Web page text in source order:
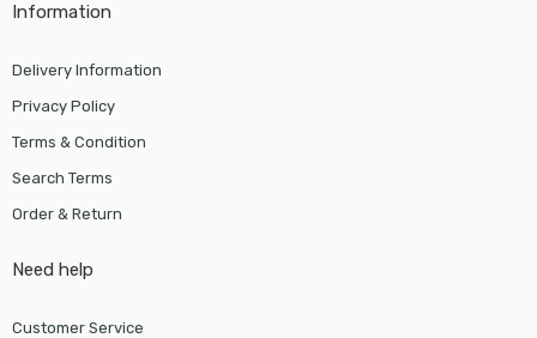
Information
Delivery Information
Privacy Policy
Terms & Condition
Search Terms
Order & Return
Need help
Customer Service